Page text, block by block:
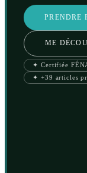
PRENDRE
ME
✦ Certifiée
✦ +39 articles